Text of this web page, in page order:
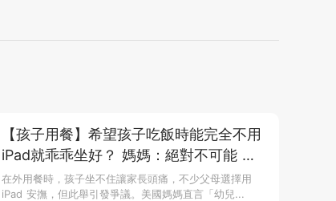
【孩子用餐】希望孩子吃飯時能完全不用
iPad就乖乖坐好？ 媽媽：絕對不可能 除
非家長願意「這樣做」
在外用餐時，孩子坐不住讓家長頭痛，不少父母選擇用
iPad 安撫，但此舉引發爭議。美國媽媽直言「幼兒...